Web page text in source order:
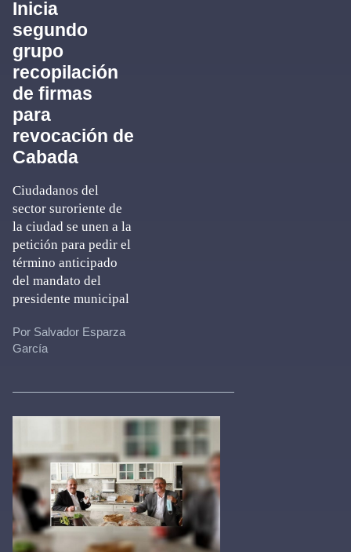
Inicia
segundo
grupo
recopilación
de firmas
para
revocación de
Cabada
Ciudadanos del
sector suroriente de
la ciudad se unen a la
petición para pedir el
término anticipado
del mandato del
presidente municipal
Por Salvador Esparza
García